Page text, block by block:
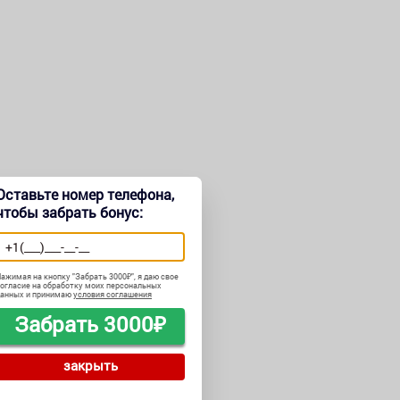
номер телефона,
забрать бонус:
на кнопку "Забрать 3000₽", я даю свое
на обработку моих персональных
и принимаюусловия соглашения
Забрать 3000₽
закрыть